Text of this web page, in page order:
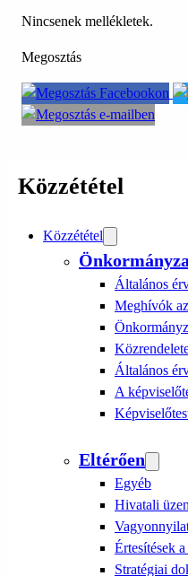
Nincsenek mellékletek.
Megosztás
Közzététel
Közzététel
Általános
Meghívók
Általános
A
Eltérően
Egyéb
Hivatali
Értesítések
Stratégiai